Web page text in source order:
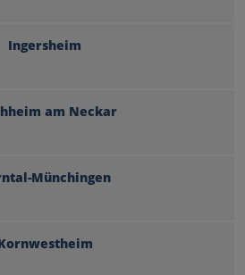
Ingersheim
am Neckar
Münchingen